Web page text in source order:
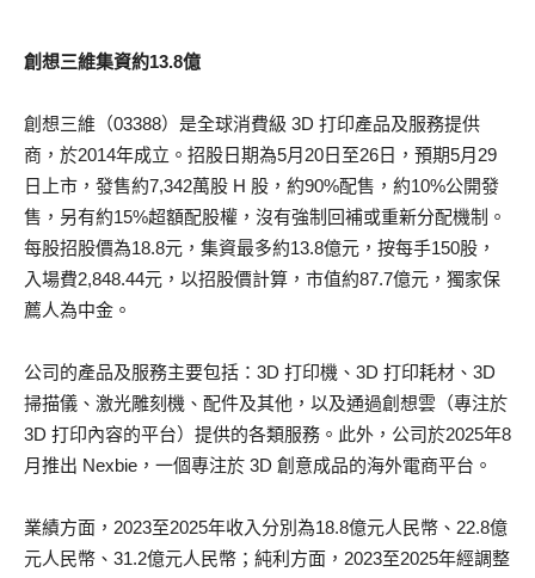
創想三維集資約13.8億
創想三維（03388）是全球消費級 3D 打印產品及服務提供
商，於2014年成立。招股日期為5月20日至26日，預期5月29
日上市，發售約7,342萬股 H 股，約90%配售，約10%公開發
售，另有約15%超額配股權，沒有強制回補或重新分配機制。
每股招股價為18.8元，集資最多約13.8億元，按每手150股，
入場費2,848.44元，以招股價計算，市值約87.7億元，獨家保
薦人為中金。
公司的產品及服務主要包括：3D 打印機、3D 打印耗材、3D
掃描儀、激光雕刻機、配件及其他，以及通過創想雲（專注於
3D 打印內容的平台）提供的各類服務。此外，公司於2025年8
月推出 Nexbie，一個專注於 3D 創意成品的海外電商平台。
業績方面，2023至2025年收入分別為18.8億元人民幣、22.8億
元人民幣、31.2億元人民幣；純利方面，2023至2025年經調整